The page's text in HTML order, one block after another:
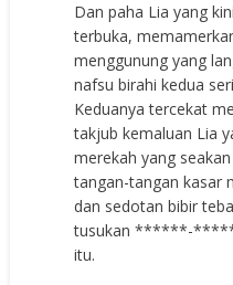
Dan paha Lia yang
terbuka,
menggunung yang
nafsu birahi kedua
Keduanya tercekat
takjub kemaluan Lia
merekah yang
tangan-tangan kasar
dan sedotan bibir
tusukan ******-
itu.